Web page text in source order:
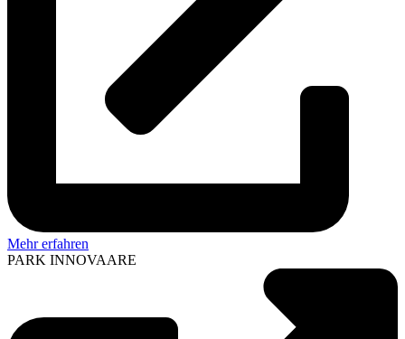
Mehr erfahren
PARK INNOVAARE